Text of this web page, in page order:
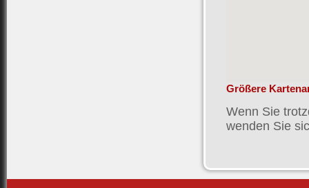
Größere
Wenn Sie
wenden Sie